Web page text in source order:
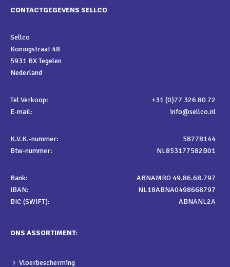
CONTACTGEGEVENS SELLCO
Sellco
Koningstraat 48
5931 BX Tegelen
Nederland
Tel Verkoop:
+31 (0)77 326 80 72
E-mail:
info@sellco.nl
K.V.K.-nummer:
58778144
Btw-nummer:
NL853177582B01
Bank:
ABNAMRO 49.86.68.797
IBAN:
NL18ABNA0498668797
BIC (SWIFT):
ABNANL2A
ONS ASSORTIMENT:
Vloerbescherming